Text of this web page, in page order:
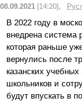
08.09.2021 [14:20],
В 2022 году в
внедрена система
которая раньше
вернулись после
казанских
школьников и
будут впускать в